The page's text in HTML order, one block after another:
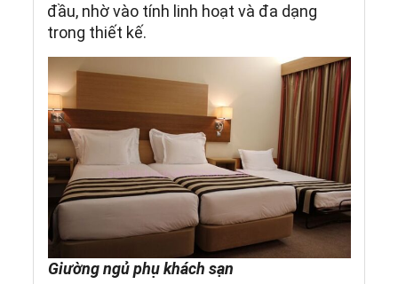
đầu, nhờ vào tính linh hoạt và đa dạng
trong thiết kế.
Giường ngủ phụ khách sạn